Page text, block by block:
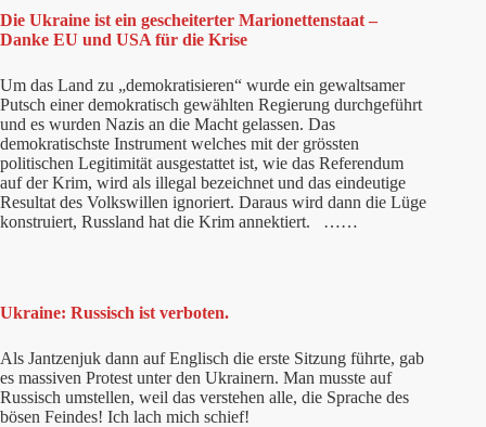
Die Ukraine ist ein gescheiterter Marionettenstaat –
Danke EU und USA für die Krise
Um das Land zu „demokratisieren“ wurde ein gewaltsamer
Putsch einer demokratisch gewählten Regierung durchgeführt
und es wurden Nazis an die Macht gelassen. Das
demokratischste Instrument welches mit der grössten
politischen Legitimität ausgestattet ist, wie das Referendum
auf der Krim, wird als illegal bezeichnet und das eindeutige
Resultat des Volkswillen ignoriert. Daraus wird dann die Lüge
konstruiert, Russland hat die Krim annektiert. ……
Ukraine: Russisch ist verboten.
Als Jantzenjuk dann auf Englisch die erste Sitzung führte, gab
es massiven Protest unter den Ukrainern. Man musste auf
Russisch umstellen, weil das verstehen alle, die Sprache des
bösen Feindes! Ich lach mich schief!